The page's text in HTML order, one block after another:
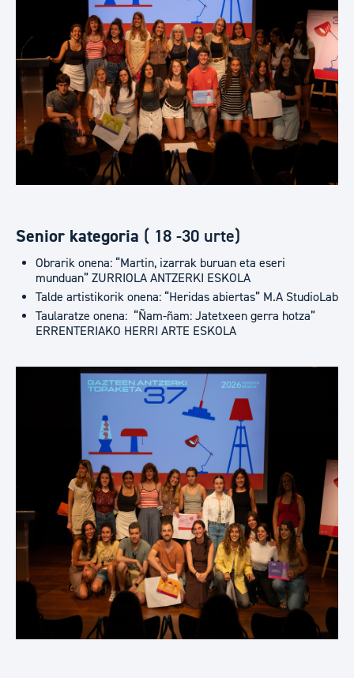
Senior kategoria ( 18 -30 urte)
Obrarik onena: “Martin, izarrak buruan eta eseri
munduan” ZURRIOLA ANTZERKI ESKOLA
Talde artistikorik onena: “Heridas abiertas” M.A StudioLab
Taularatze onena: “Ñam-ñam: Jatetxeen gerra hotza”
ERRENTERIAKO HERRI ARTE ESKOLA